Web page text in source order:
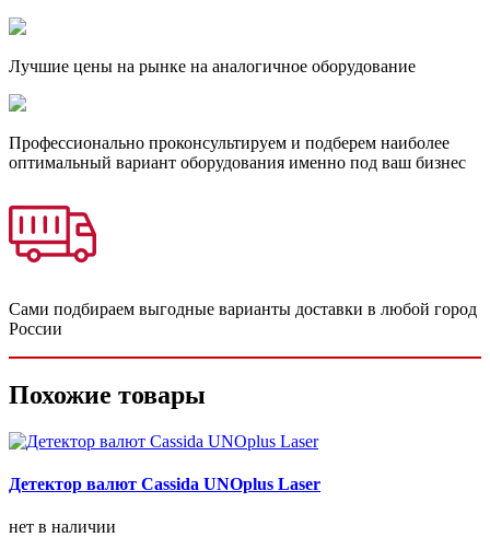
Лучшие цены на рынке на аналогичное оборудование
Профессионально проконсультируем и подберем наиболее
оптимальный вариант оборудования именно под ваш бизнес
Сами подбираем выгодные варианты доставки в любой город
России
Похожие товары
Детектор валют Cassida UNOplus Laser
нет в наличии